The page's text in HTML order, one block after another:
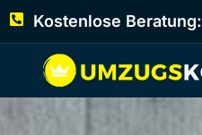
Kostenlose Beratung: